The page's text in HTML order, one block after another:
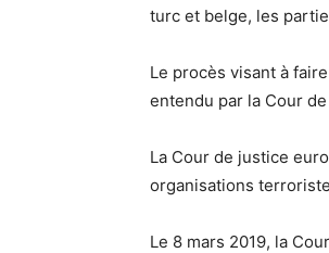
turc et belge, les
Le procès visant à
entendu par la Cour
La Cour de justice
organisations
Le 8 mars 2019, la